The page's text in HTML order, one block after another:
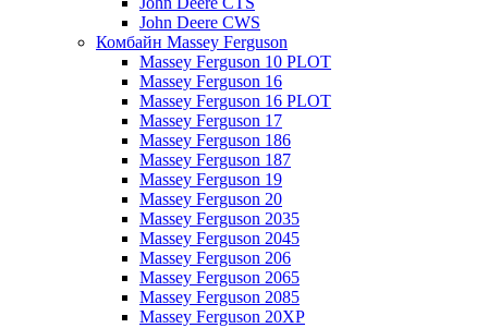
John Deere CWS
Комбайн Massey Ferguson
Massey Ferguson 10 PLOT
Massey Ferguson 16
Massey Ferguson 16 PLOT
Massey Ferguson 17
Massey Ferguson 186
Massey Ferguson 187
Massey Ferguson 19
Massey Ferguson 20
Massey Ferguson 2035
Massey Ferguson 2045
Massey Ferguson 206
Massey Ferguson 2065
Massey Ferguson 2085
Massey Ferguson 20XP